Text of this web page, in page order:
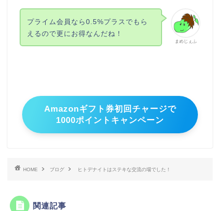
まめじぇふ
プライム会員なら0.5%プラスでもら
えるので更にお得なんだね！
Amazonギフト券初回チャージで
1000ポイントキャンペーン
HOME ブログ ヒトデナイトはステキな交流の場でした！
関連記事